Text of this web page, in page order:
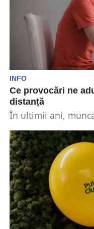
INFO
Ce provocări ne
distanță
În ultimii ani,